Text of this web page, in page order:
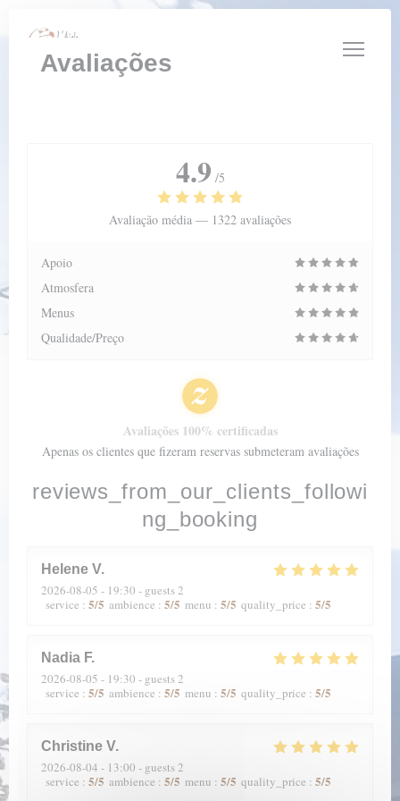
Painel de Gerenciamento de Cookies
Avaliações
reviews_from_our_clients_followi
ng_booking
Helene V
2026-08-05 - 19:30 - guests 2
service : 5/5 ambience : 5/5 menu : 5/5 quality_price : 5/5
Nadia F
2026-08-05 - 19:30 - guests 2
service : 5/5 ambience : 5/5 menu : 5/5 quality_price : 5/5
Christine V
2026-08-04 - 13:00 - guests 2
service : 5/5 ambience : 5/5 menu : 5/5 quality_price : 5/5
4.9 /5
Avaliação média — 1322 avaliações
Apoio
Atmosfera
Menus
Qualidade/Preço
Avaliações 100% certificadas
Apenas os clientes que fizeram reservas submeteram avaliações